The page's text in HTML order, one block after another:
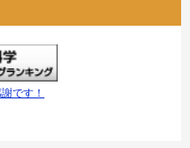
です！